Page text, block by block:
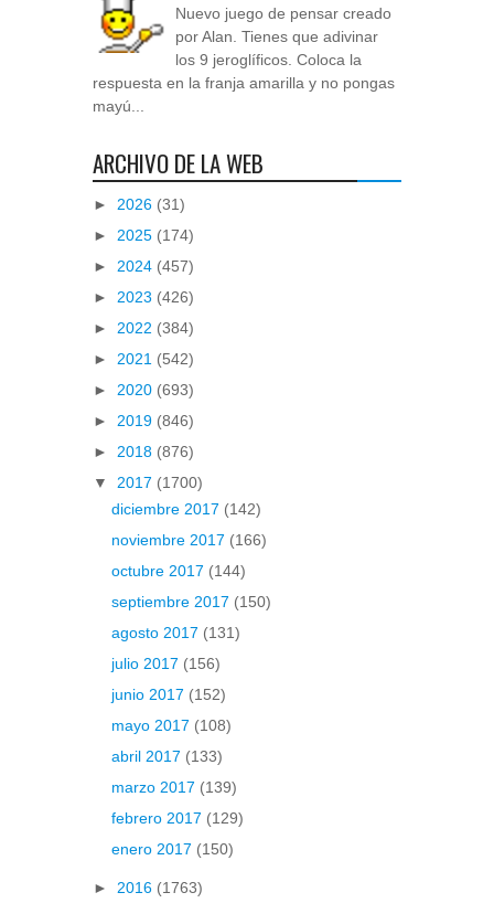
Nuevo juego de pensar creado
por Alan. Tienes que adivinar
los 9 jeroglíficos. Coloca la
respuesta en la franja amarilla y no pongas
mayú...
ARCHIVO DE LA WEB
► 2026 (31)
► 2025 (174)
► 2024 (457)
► 2023 (426)
► 2022 (384)
► 2021 (542)
► 2020 (693)
► 2019 (846)
► 2018 (876)
▼ 2017 (1700)
diciembre 2017 (142)
noviembre 2017 (166)
octubre 2017 (144)
septiembre 2017 (150)
agosto 2017 (131)
julio 2017 (156)
junio 2017 (152)
mayo 2017 (108)
abril 2017 (133)
marzo 2017 (139)
febrero 2017 (129)
enero 2017 (150)
► 2016 (1763)